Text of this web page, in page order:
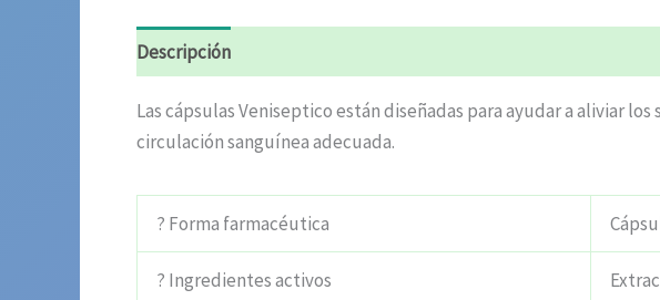
Descripción
Las cápsulas Veniseptico están diseñadas para ayudar a aliviar
circulación sanguínea adecuada.
? Forma farmacéutica
? Ingredientes activos